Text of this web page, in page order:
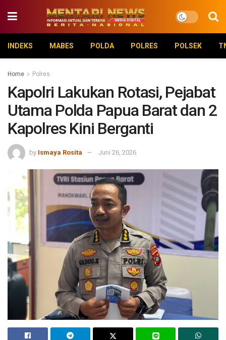
INDEKS MABES POLDA POLRES POLSEK
Home Polres
‎Kapolri Lakukan Rotasi, Pejabat
Utama Polda Papua Barat dan 2
Kapolres Kini Berganti
by Ismaya Rosita Juni 26, 2026